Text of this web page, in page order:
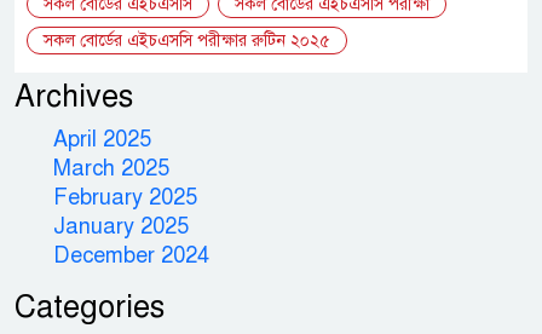
সকল বোর্ডের এইচএসসি
সকল বোর্ডের এইচএসসি পরীক্ষা
সকল বোর্ডের এইচএসসি পরীক্ষার রুটিন ২০২৫
Archives
April 2025
March 2025
February 2025
January 2025
December 2024
Categories